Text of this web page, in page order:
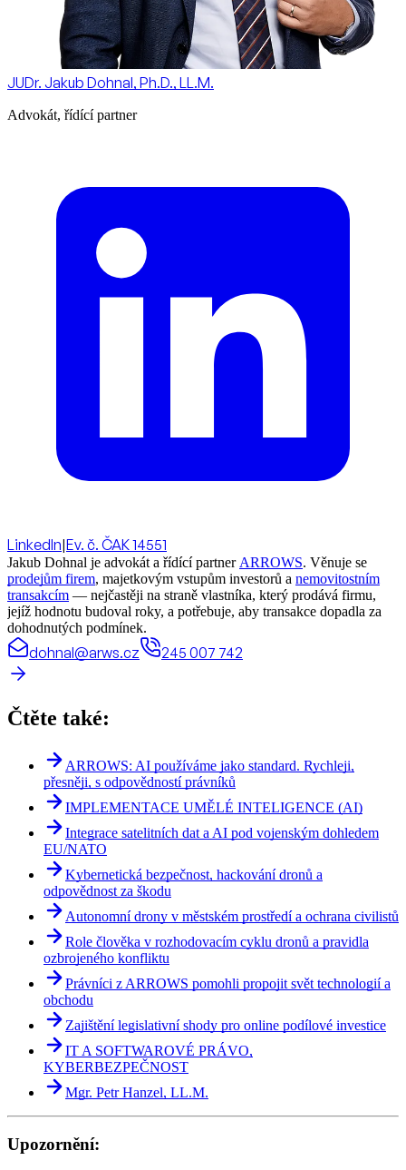
JUDr. Jakub Dohnal, Ph.D., LL.M.
Advokát, řídící partner
LinkedIn|Ev. č. ČAK 14551
Jakub Dohnal je advokát a řídící partner ARROWS. Věnuje se
prodejům firem, majetkovým vstupům investorů a nemovitostním
transakcím — nejčastěji na straně vlastníka, který prodává firmu,
jejíž hodnotu budoval roky, a potřebuje, aby transakce dopadla za
dohodnutých podmínek.
dohnal@arws.cz 245 007 742
Čtěte také:
ARROWS: AI používáme jako standard. Rychleji,
přesněji, s odpovědností právníků
IMPLEMENTACE UMĚLÉ INTELIGENCE (AI)
Integrace satelitních dat a AI pod vojenským dohledem
EU/NATO
Kybernetická bezpečnost, hackování dronů a
odpovědnost za škodu
Autonomní drony v městském prostředí a ochrana civilistů
Role člověka v rozhodovacím cyklu dronů a pravidla
ozbrojeného konfliktu
Právníci z ARROWS pomohli propojit svět technologií a
obchodu
Zajištění legislativní shody pro online podílové investice
IT A SOFTWAROVÉ PRÁVO,
KYBERBEZPEČNOST
Mgr. Petr Hanzel, LL.M.
Upozornění: